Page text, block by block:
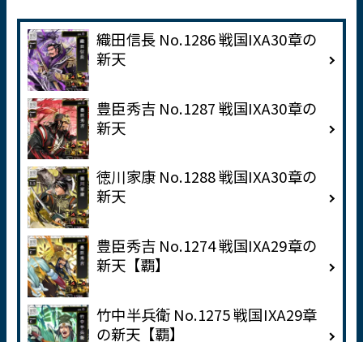
織田信長 No.1286 戦国IXA30章の
新天
豊臣秀吉 No.1287 戦国IXA30章の
新天
徳川家康 No.1288 戦国IXA30章の
新天
豊臣秀吉 No.1274 戦国IXA29章の
新天【覇】
竹中半兵衛 No.1275 戦国IXA29章
の新天【覇】